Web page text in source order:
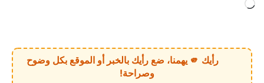
ي
رأيك 🫵 يهمنا، ضع رأيك بالخبر أو الموقع بكل وضوح
وصراحة!